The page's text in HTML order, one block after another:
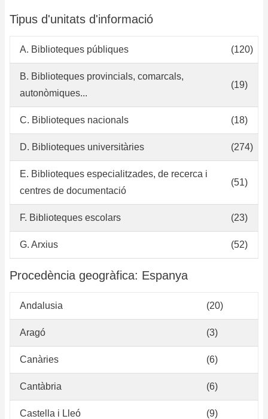
Tipus d'unitats d'informació
A. Biblioteques públiques (120)
B. Biblioteques provincials, comarcals,
autonòmiques...
(19)
C. Biblioteques nacionals (18)
D. Biblioteques universitàries (274)
E. Biblioteques especialitzades, de recerca i
centres de documentació
(51)
F. Biblioteques escolars (23)
G. Arxius (52)
Procedència geogràfica: Espanya
Andalusia (20)
Aragó (3)
Canàries (6)
Cantàbria (6)
Castella i Lleó (9)